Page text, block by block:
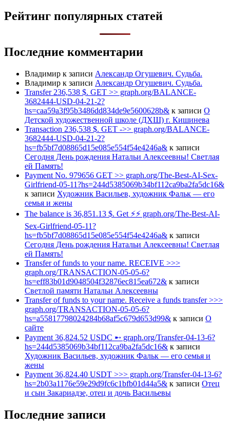
Рейтинг популярных статей
Последние комментарии
Владимир к записи Александр Огушевич. Судьба.
Владимир к записи Александр Огушевич. Судьба.
Transfer 236,538 $. GET >> graph.org/BALANCE-
3682444-USD-04-21-2?
hs=caa59a3f95b3486dd834de9e5600628b& к записи О
Детской художественной школе (ДХШ) г. Кишинева
Transaction 236,538 $. GET ->> graph.org/BALANCE-
3682444-USD-04-21-2?
hs=fb5bf7d08865d15e085e554f54e4246a& к записи
Сегодня День рождения Натальи Алексеевны! Светлая
ей Память!
Payment No. 979656 GET >> graph.org/The-Best-AI-Sex-
Girlfriend-05-11?hs=244d5385069b34bf112ca9ba2fa5dc16&
к записи Художник Васильев, художник Фальк — его
семья и жены
The balance is 36,851.13 $. Get ⚡⚡ graph.org/The-Best-AI-
Sex-Girlfriend-05-11?
hs=fb5bf7d08865d15e085e554f54e4246a& к записи
Сегодня День рождения Натальи Алексеевны! Светлая
ей Память!
Transfer of funds to your name. RECEIVE >>>
graph.org/TRANSACTION-05-05-6?
hs=eff83b01d9048504f32876ec815ea672& к записи
Светлой памяти Натальи Алексеевны
Transfer of funds to your name. Receive a funds transfer >>>
graph.org/TRANSACTION-05-05-6?
hs=a55817798024284b68af5c679d653d99& к записи О
сайте
Payment 36,824.52 USDC ➸ graph.org/Transfer-04-13-6?
hs=244d5385069b34bf112ca9ba2fa5dc16& к записи
Художник Васильев, художник Фальк — его семья и
жены
Payment 36,824.40 USDT >>> graph.org/Transfer-04-13-6?
hs=2b03a1176e59e29d9fc6c1bfb01d44a5& к записи Отец
и сын Закариадзе, отец и дочь Васильевы
Последние записи